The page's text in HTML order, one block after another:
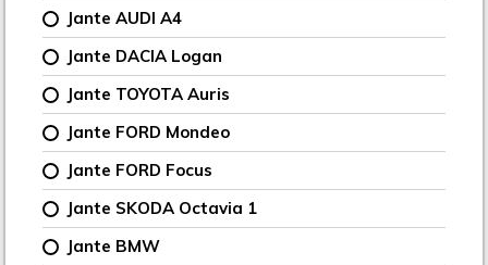
Jante AUDI A4
Jante DACIA Logan
Jante TOYOTA Auris
Jante FORD Mondeo
Jante FORD Focus
Jante SKODA Octavia 1
Jante BMW